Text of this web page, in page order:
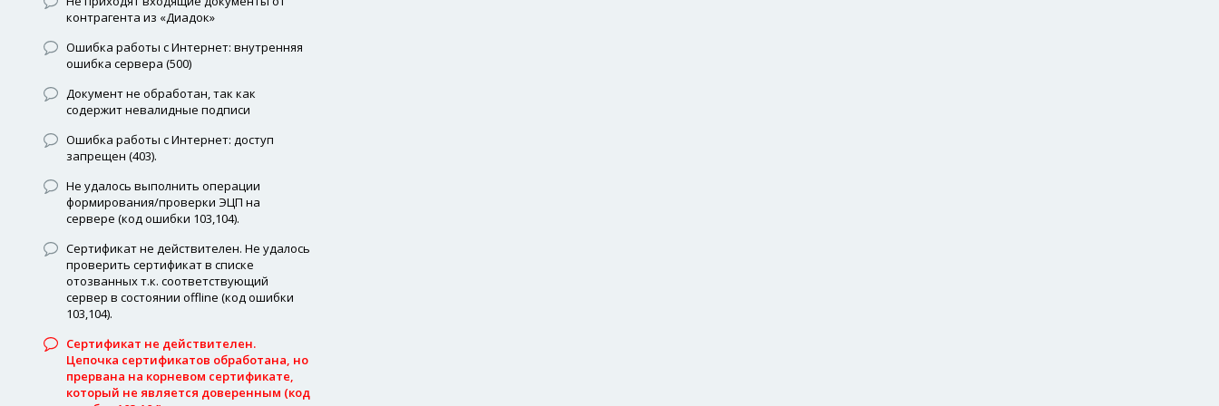
контрагента из «Диадок»
Ошибка работы с Интернет: внутренняя
ошибка сервера (500)
Документ не обработан, так как
содержит невалидные подписи
Ошибка работы с Интернет: доступ
запрещен (403).
Не удалось выполнить операции
формирования/проверки ЭЦП на
сервере (код ошибки 103,104).
Сертификат не действителен. Не удалось
проверить сертификат в списке
отозванных т.к. соответствующий
сервер в состоянии offline (код ошибки
103,104).
Сертификат не действителен.
Цепочка сертификатов обработана, но
прервана на корневом сертификате,
который не является доверенным (код